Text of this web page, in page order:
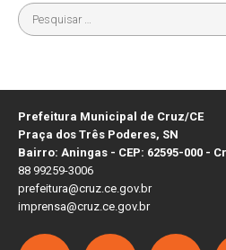
Prefeitura Municipal de Cruz/CE
Praça dos Três Poderes, SN
Bairro: Aningas - CEP: 62595-000 -
88 99259-3006
prefeitura@cruz.ce.gov.br
imprensa@cruz.ce.gov.br